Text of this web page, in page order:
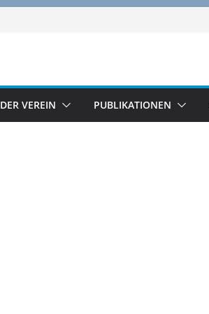
DER VEREIN PUBLIKATIONEN